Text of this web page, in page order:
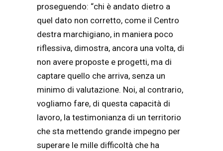
proseguendo: “chi è andato dietro a
quel dato non corretto, come il Centro
destra marchigiano, in maniera poco
riflessiva, dimostra, ancora una volta, di
non avere proposte e progetti, ma di
captare quello che arriva, senza un
minimo di valutazione. Noi, al contrario,
vogliamo fare, di questa capacità di
lavoro, la testimonianza di un territorio
che sta mettendo grande impegno per
superare le mille difficoltà che ha